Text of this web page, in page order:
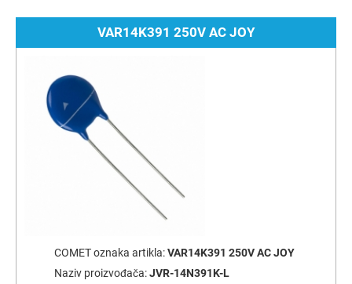
VAR14K391 250V AC JOY
COMET oznaka artikla:VAR14K391 250V AC JOY
Naziv proizvođača:JVR-14N391K-L